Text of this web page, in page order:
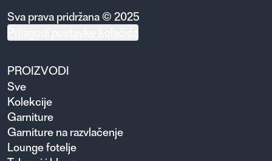
Sva prava pridržana © 2025
PROIZVODI
Sve
Kolekcije
Garniture
Garniture na razvlačenje
Lounge fotelje